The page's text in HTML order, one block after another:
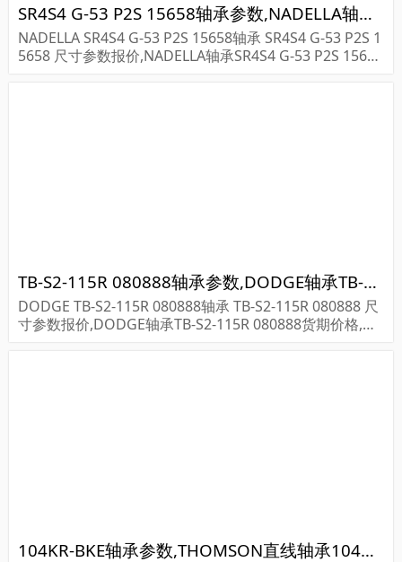
SR4S4 G-53 P2S 15658轴承参数,NADELLA轴承SR4S4 G-53 P2S 15658重量
NADELLA SR4S4 G-53 P2S 15658轴承 SR4S4 G-53 P2S 1
5658 尺寸参数报价,NADELLA轴承SR4S4 G-53 P2S 15658
TB-S2-115R 080888轴承参数,DODGE轴承TB-S2-115R 080888重量
DODGE TB-S2-115R 080888轴承 TB-S2-115R 080888 尺
寸参数报价,DODGE轴承TB-S2-115R 080888货期价格,D
104KR-BKE轴承参数,THOMSON直线轴承104KR-BKE重量